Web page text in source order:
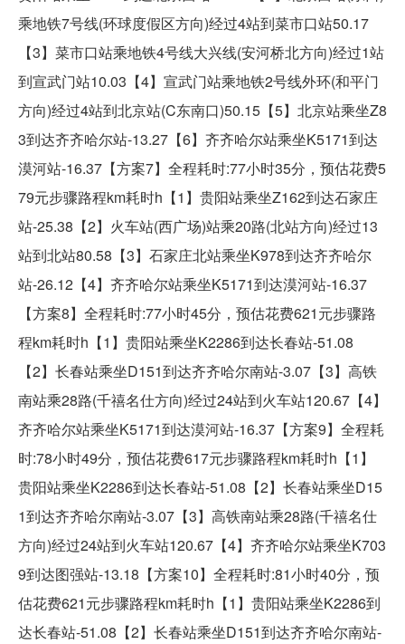
乘地铁7号线(环球度假区方向)经过4站到菜市口站50.17
【3】菜市口站乘地铁4号线大兴线(安河桥北方向)经过1站
到宣武门站10.03【4】宣武门站乘地铁2号线外环(和平门
方向)经过4站到北京站(C东南口)50.15【5】北京站乘坐Z8
3到达齐齐哈尔站-13.27【6】齐齐哈尔站乘坐K5171到达
漠河站-16.37【方案7】全程耗时:77小时35分，预估花费5
79元步骤路程km耗时h【1】贵阳站乘坐Z162到达石家庄
站-25.38【2】火车站(西广场)站乘20路(北站方向)经过13
站到北站80.58【3】石家庄北站乘坐K978到达齐齐哈尔
站-26.12【4】齐齐哈尔站乘坐K5171到达漠河站-16.37
【方案8】全程耗时:77小时45分，预估花费621元步骤路
程km耗时h【1】贵阳站乘坐K2286到达长春站-51.08
【2】长春站乘坐D151到达齐齐哈尔南站-3.07【3】高铁
南站乘28路(千禧名仕方向)经过24站到火车站120.67【4】
齐齐哈尔站乘坐K5171到达漠河站-16.37【方案9】全程耗
时:78小时49分，预估花费617元步骤路程km耗时h【1】
贵阳站乘坐K2286到达长春站-51.08【2】长春站乘坐D15
1到达齐齐哈尔南站-3.07【3】高铁南站乘28路(千禧名仕
方向)经过24站到火车站120.67【4】齐齐哈尔站乘坐K703
9到达图强站-13.18【方案10】全程耗时:81小时40分，预
估花费621元步骤路程km耗时h【1】贵阳站乘坐K2286到
达长春站-51.08【2】长春站乘坐D151到达齐齐哈尔南站-